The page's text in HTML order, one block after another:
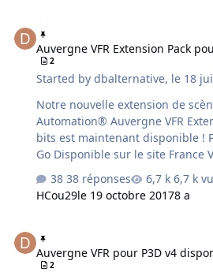
Auvergne VFR Extension Pack
2
Started bydbalternative, le 18
Notre nouvelle extension de
Automation® Auvergne VFR
bits est maintenant disponible ! Prix : 24.90 Taille : 2,5
Go Disponible sur le site France VFR.
http://www.francevfr.com/
scène est pour P3D 64 bits
38 réponses
6,7 k
HCou29le 19 octobre 20178 a
Auvergne VFR pour P3D v4
2